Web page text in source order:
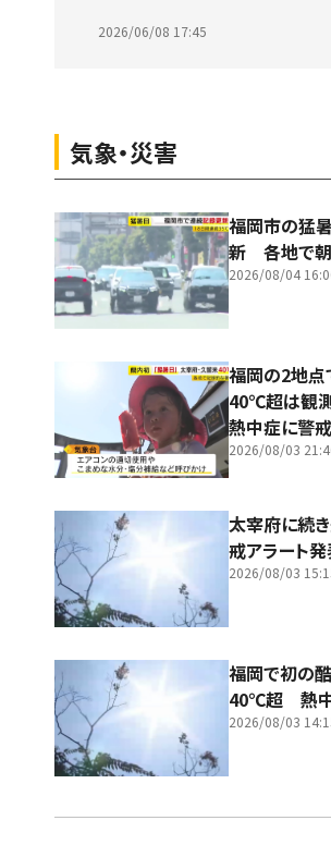
2026/06/08 17:45
気象・災害
福岡市の猛
新 各地で朝
2026/08/04
福岡の2地
40℃超は観
熱中症に警
2026/08/03
太宰府に続
戒アラート
2026/08/03
福岡で初の
40℃超 熱
2026/08/03